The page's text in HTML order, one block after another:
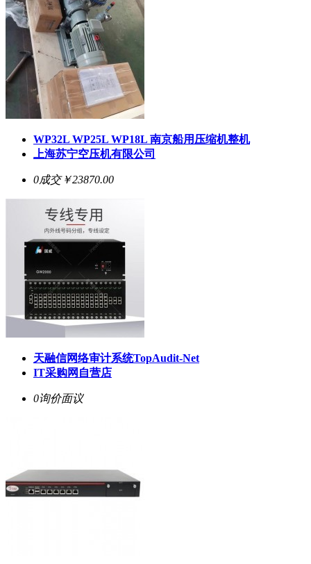
WP32L WP25L WP18L 南京船用压缩机整机
上海苏宁空压机有限公司
0成交￥23870.00
天融信网络审计系统TopAudit-Net
IT采购网自营店
0询价面议